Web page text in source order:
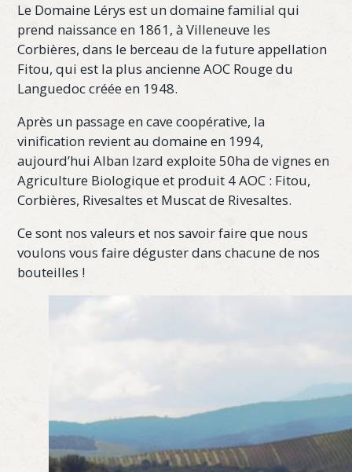
Le Domaine Lérys est un domaine familial qui
prend naissance en 1861, à Villeneuve les
Corbières, dans le berceau de la future appellation
Fitou, qui est la plus ancienne AOC Rouge du
Languedoc créée en 1948.
Après un passage en cave coopérative, la
vinification revient au domaine en 1994,
aujourd’hui Alban Izard exploite 50ha de vignes en
Agriculture Biologique et produit 4 AOC : Fitou,
Corbières, Rivesaltes et Muscat de Rivesaltes.
Ce sont nos valeurs et nos savoir faire que nous
voulons vous faire déguster dans chacune de nos
bouteilles !